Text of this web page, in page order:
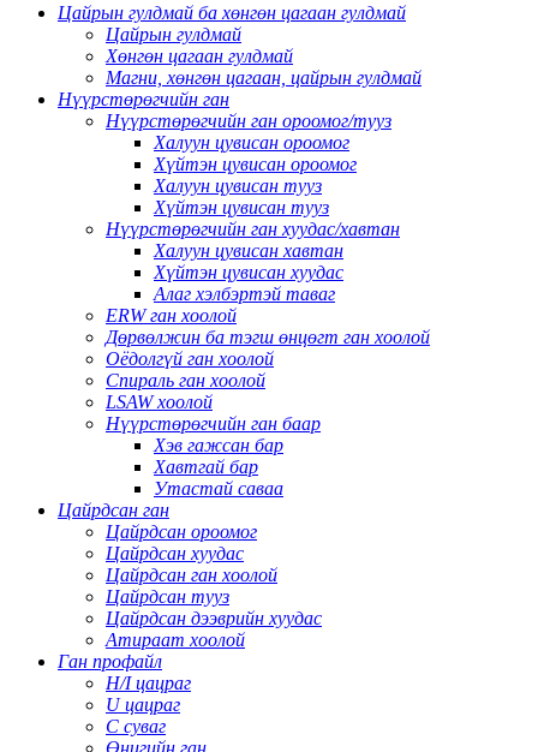
Цайрын гулдмай ба хөнгөн цагаан гулдмай
Цайрын гулдмай
Хөнгөн цагаан гулдмай
Магни, хөнгөн цагаан, цайрын гулдмай
Нүүрстөрөгчийн ган
Нүүрстөрөгчийн ган ороомог/тууз
Халуун цувисан ороомог
Хүйтэн цувисан ороомог
Халуун цувисан тууз
Хүйтэн цувисан тууз
Нүүрстөрөгчийн ган хуудас/хавтан
Халуун цувисан хавтан
Хүйтэн цувисан хуудас
Алаг хэлбэртэй таваг
ERW ган хоолой
Дөрвөлжин ба тэгш өнцөгт ган хоолой
Оёдолгүй ган хоолой
Спираль ган хоолой
LSAW хоолой
Нүүрстөрөгчийн ган баар
Хэв гажсан бар
Хавтгай бар
Утастай саваа
Цайрдсан ган
Цайрдсан ороомог
Цайрдсан хуудас
Цайрдсан ган хоолой
Цайрдсан тууз
Цайрдсан дээврийн хуудас
Атираат хоолой
Ган профайл
H/I цацраг
U цацраг
C суваг
Өнцгийн ган